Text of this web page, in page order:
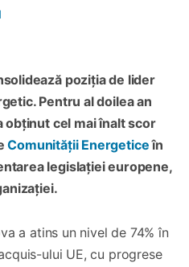
poziția de lider
Pentru al doilea an
obținut cel mai înalt scor
Comunității Energeticeîn
legislației europene,
a atins un nivel de 74% în
ului UE, cu progrese